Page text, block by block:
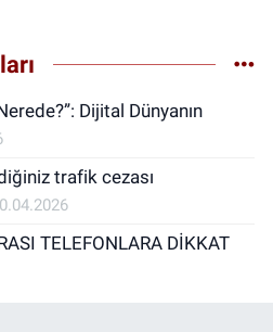
Dijital Dünyanın
trafik cezası
TELEFONLARA DİKKAT